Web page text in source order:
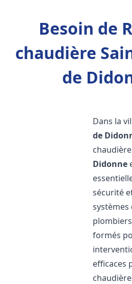
Besoin de
chaudière
de
Dans la
de
Didonne
sécurité
systèmes
formés
efficaces